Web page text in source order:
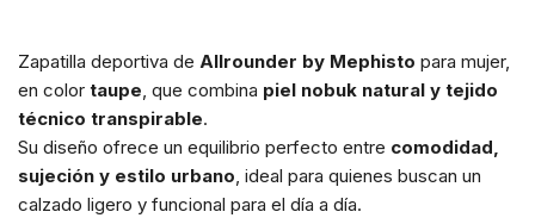
Zapatilla deportiva de Allrounder by Mephisto para mujer,
en color taupe, que combina piel nobuk natural y tejido
técnico transpirable.
Su diseño ofrece un equilibrio perfecto entre comodidad,
sujeción y estilo urbano, ideal para quienes buscan un
calzado ligero y funcional para el día a día.